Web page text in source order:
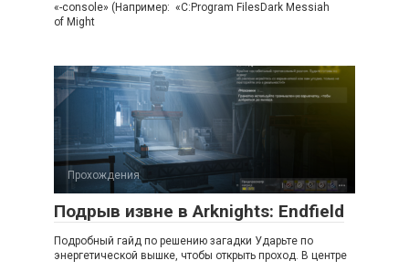
«-console» (Например: «C:Program FilesDark Messiah
of Might
Прохождения
Подрыв извне в Arknights: Endfield
Подробный гайд по решению загадки Ударьте по
энергетической вышке, чтобы открыть проход. В центре